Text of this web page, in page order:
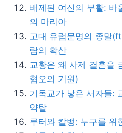
배제된 여신의 부활: 바
의 마리아
고대 유럽문명의 종말
람의 확산
교황은 왜 사제 결혼을
혐오의 기원)
기독교가 낳은 서자들:
약탈
루터와 칼뱅: 누구를 위